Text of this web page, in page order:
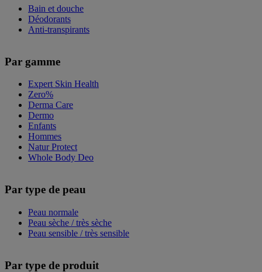
Bain et douche
Déodorants
Anti-transpirants
Par gamme
Expert Skin Health
Zero%
Derma Care
Dermo
Enfants
Hommes
Natur Protect
Whole Body Deo
Par type de peau
Peau normale
Peau sèche / très sèche
Peau sensible / très sensible
Par type de produit